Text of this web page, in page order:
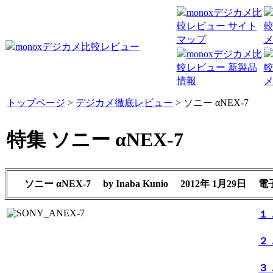
トップページ > デジカメ徹底レビュー > ソニー αNEX-7
特集 ソニー αNEX-7
ソニー αNEX-7 by Inaba Kunio 2012年 1月29日 電
１
２
３